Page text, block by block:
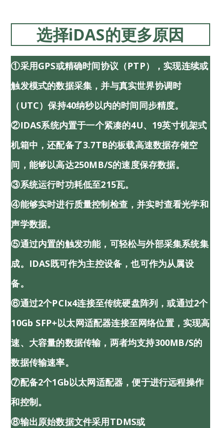
选择iDAS的更多原因
①采用GPS或精确时间协议（PTP），实现连续或
触发模式的数据采集，并与真实世界协调时
（UTC）保持40纳秒以内的时间同步精度。
②iDAS系统内置于一个紧凑的4U、19英寸机架式
机箱中，还配备了3.7TB的板载高速数据存储空
间，能够以高达250MB/s的速度保存数据。
③系统运行时功耗低至215瓦。
④能够实时进行质量控制检查，并实时查看光学和
声学数据。
⑤通过内置的触发功能，可轻松与外部采集系统集
成。iDAS既可作为主控设备，也可作为从属设
备。
⑥通过2个PCIx4连接至传统硬盘阵列，或通过2个
10Gb SFP+以太网适配器连接至网络位置，实现高
速、大容量的数据传输，两者均支持300MB/s的
数据传输速率。
⑦配备2个1Gb以太网适配器，便于进行远程操作
和控制。
⑧输出原始数据文件采用TDMS或